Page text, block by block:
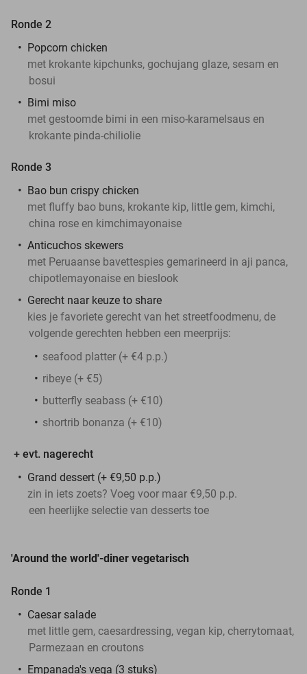
Ronde 2
Popcorn chicken
met krokante kipchunks, gochujang glaze, sesam en
bosui
Bimi miso
met gestoomde bimi in een miso-karamelsaus en
krokante pinda-chiliolie
Ronde 3
Bao bun crispy chicken
met fluffy bao buns, krokante kip, little gem, kimchi,
china rose en kimchimayonaise
Anticuchos skewers
met Peruaanse bavettespies gemarineerd in aji panca,
chipotlemayonaise en bieslook
Gerecht naar keuze to share
kies je favoriete gerecht van het streetfoodmenu, de
volgende gerechten hebben een meerprijs:
seafood platter (+ €4 p.p.)
ribeye (+ €5)
butterfly seabass (+ €10)
shortrib bonanza (+ €10)
+ evt. nagerecht
Grand dessert (+ €9,50 p.p.)
zin in iets zoets? Voeg voor maar €9,50 p.p.
een heerlijke selectie van desserts toe
'Around the world'-diner vegetarisch
Ronde 1
Caesar salade
met little gem, caesardressing, vegan kip, cherrytomaat,
Parmezaan en croutons
Empanada's vega (3 stuks)